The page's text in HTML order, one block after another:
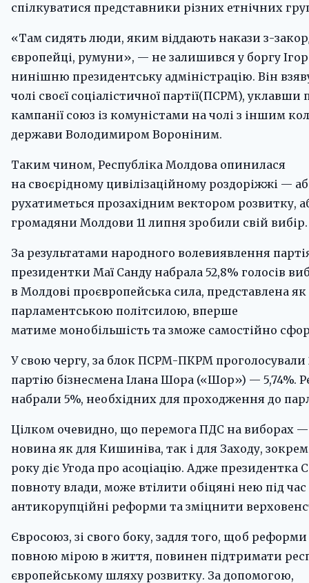
спілкуватися представники різних етнічних
«Там сидять люди, яким віддають накази з-
європейці, румуни», — не залишився у боргу
нинішню президентську адміністрацію. Він
чолі своєї соціалістичної партії(ПСРМ),
кампанії союз із комуністами на чолі з іншим
держави Володимиром Вороніним.
Таким чином, Республіка Молдова опинилася
на своєрідному цивілізаційному роздоріжжі —
рухатиметься прозахідним вектором розвитку,
громадяни Молдови 11 липня зробили свій вибір.
За результатами народного волевиявлення
президентки Маї Санду набрала 52,8% голосів
в Молдові проєвропейська сила, представлена
парламентською політсилою, вперше
матиме монобільшість та зможе самостійно
У свою чергу, за блок ПСРМ-ПКРМ проголосували
партію бізнесмена Ілана Шора («Шор») — 5,74%.
набрали 5%, необхідних для проходження до
Цілком очевидно, що перемога ПДС на виборах
новина як для Кишиніва, так і для Заходу,
року діє Угода про асоціацію. Адже
повноту влади, може втілити обіцяні нею під час
антикорупційні реформи та зміцнити
Євросоюз, зі свого боку, задля того, щоб
повною мірою в життя, повинен підтримати
європейському шляху розвитку. За допомогою,